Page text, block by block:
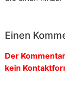
Einen
Der
kein